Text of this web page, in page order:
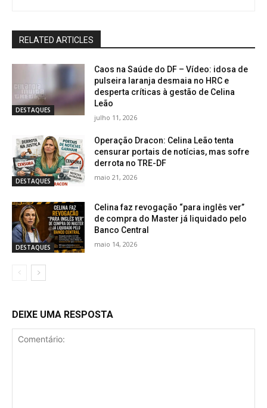
RELATED ARTICLES
DESTAQUES
Caos na Saúde do DF – Vídeo: idosa de
pulseira laranja desmaia no HRC e
desperta críticas à gestão de Celina
Leão
julho 11, 2026
DESTAQUES
Operação Dracon: Celina Leão tenta
censurar portais de notícias, mas sofre
derrota no TRE-DF
maio 21, 2026
DESTAQUES
Celina faz revogação “para inglês ver”
de compra do Master já liquidado pelo
Banco Central
maio 14, 2026
DEIXE UMA RESPOSTA